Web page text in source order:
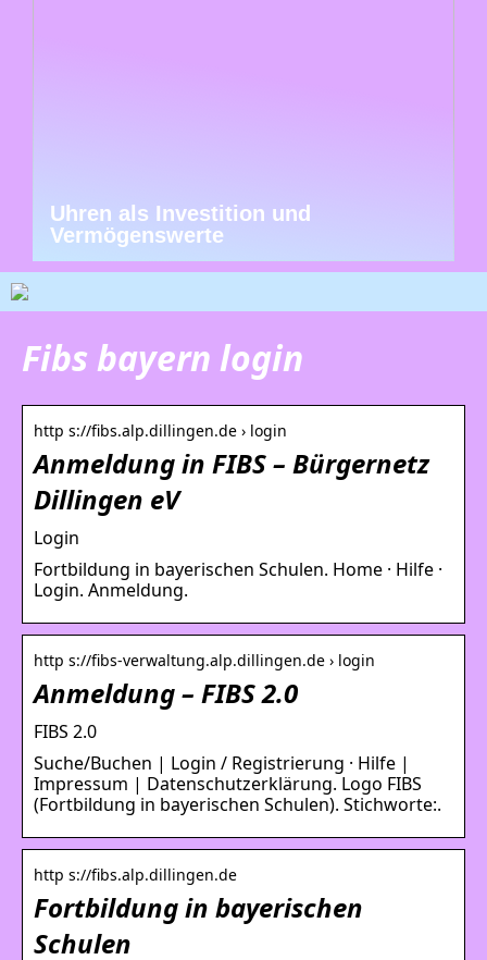
Uhren als Investition und
Vermögenswerte
Fibs bayern login
http s://fibs.alp.dillingen.de › login
Anmeldung in FIBS – Bürgernetz
Dillingen eV
Login
Fortbildung in bayerischen Schulen. Home · Hilfe ·
Login. Anmeldung.
http s://fibs-verwaltung.alp.dillingen.de › login
Anmeldung – FIBS 2.0
FIBS 2.0
Suche/Buchen | Login / Registrierung · Hilfe |
Impressum | Datenschutzerklärung. Logo FIBS
(Fortbildung in bayerischen Schulen). Stichworte:.
http s://fibs.alp.dillingen.de
Fortbildung in bayerischen
Schulen